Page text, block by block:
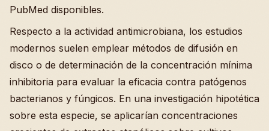
PubMed disponibles.
Respecto a la actividad antimicrobiana, los estudios
modernos suelen emplear métodos de difusión en
disco o de determinación de la concentración mínima
inhibitoria para evaluar la eficacia contra patógenos
bacterianos y fúngicos. En una investigación hipotética
sobre esta especie, se aplicarían concentraciones